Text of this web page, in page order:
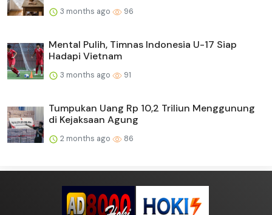
3 months ago 96
Mental Pulih, Timnas Indonesia U-17 Siap
Hadapi Vietnam
3 months ago 91
Tumpukan Uang Rp 10,2 Triliun Menggunung
di Kejaksaan Agung
2 months ago 86